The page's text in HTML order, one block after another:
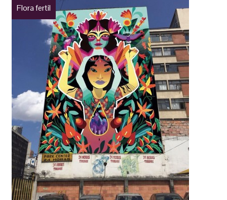
Flora fertil